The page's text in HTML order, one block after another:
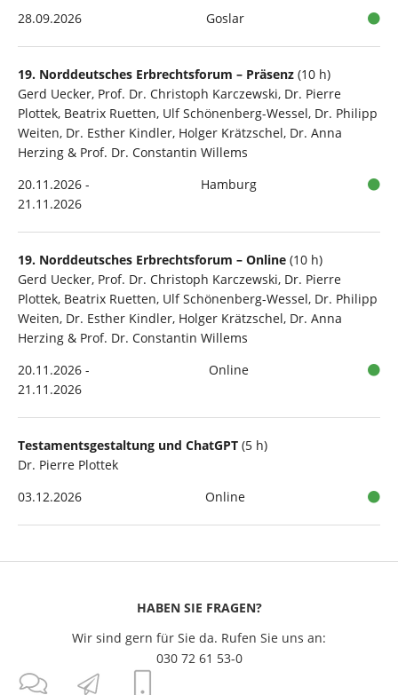
28.09.2026
Goslar
19. Norddeutsches Erbrechtsforum – Präsenz (10 h)
Gerd Uecker, Prof. Dr. Christoph Karczewski, Dr. Pierre
Plottek, Beatrix Ruetten, Ulf Schönenberg-Wessel, Dr. Philipp
Weiten, Dr. Esther Kindler, Holger Krätzschel, Dr. Anna
Herzing & Prof. Dr. Constantin Willems
20.11.2026 -
21.11.2026
Hamburg
19. Norddeutsches Erbrechtsforum – Online (10 h)
Gerd Uecker, Prof. Dr. Christoph Karczewski, Dr. Pierre
Plottek, Beatrix Ruetten, Ulf Schönenberg-Wessel, Dr. Philipp
Weiten, Dr. Esther Kindler, Holger Krätzschel, Dr. Anna
Herzing & Prof. Dr. Constantin Willems
20.11.2026 -
21.11.2026
Online
Testamentsgestaltung und ChatGPT (5 h)
Dr. Pierre Plottek
03.12.2026
Online
HABEN SIE FRAGEN?
Wir sind gern für Sie da. Rufen Sie uns an:
030 72 61 53-0